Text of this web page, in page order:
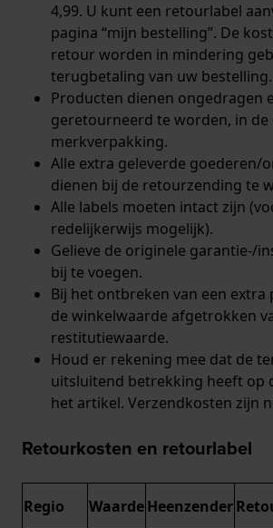
4,99. U kunt een retourlabel
pagina “mijn bestelling”. De
retour worden in mindering
terugbetaling van uw bestelling.
Producten dienen ongedragen
geretourneerd te worden, in de
merkverpakking.
Alle extra geleverde goederen/
dienen bij de retourzending te
Alle labels moeten intact zijn
redelijkerwijs mogelijk).
Gelieve de originele garantie-/
bij te voegen.
Bij het ontbreken van een
de winkelwaarde afgetrokken
restitutiewaarde.
Houd er rekening mee dat de
uitsluitend betrekking heeft op
het artikel. Verzendkosten zijn
Retourkosten en retourlabel
Regio WaardeHeenzender